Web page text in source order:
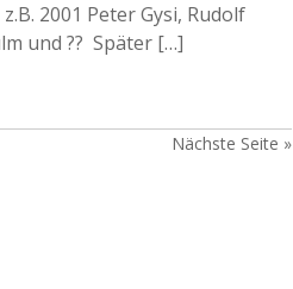
2001 Peter Gysi, Rudolf
und ?? Später […]
Nächste Seite »